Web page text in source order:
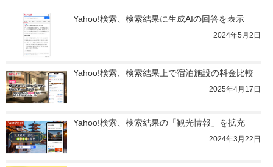
Yahoo!検索、検索結果に生成AIの回答を表示
2024年5月2日
Yahoo!検索、検索結果上で宿泊施設の料金比較
2025年4月17日
Yahoo!検索、検索結果の「観光情報」を拡充
2024年3月22日